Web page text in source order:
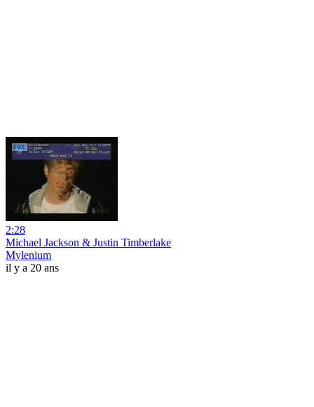
2:28
Michael Jackson & Justin Timberlake
Mylenium
il y a 20 ans